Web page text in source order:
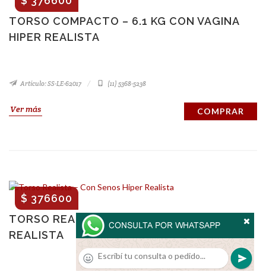
TORSO COMPACTO – 6.1 KG CON VAGINA
HIPER REALISTA
Artículo: SS-LE-62017 (11) 5368-5238
Ver más COMPRAR
TORSO REALISTA – CON SENOS HIPER
REALISTA
$ 376600